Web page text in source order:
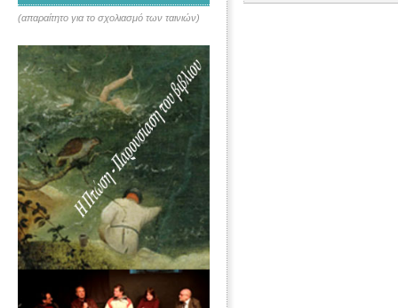
(απαραίτητο για το σχολιασμό των ταινιών)